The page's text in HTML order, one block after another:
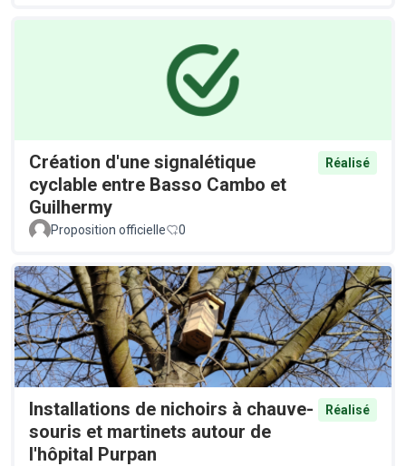
Création d'une signalétique
cyclable entre Basso Cambo et
Guilhermy
Réalisé
Proposition officielle 0
Installations de nichoirs à chauve-
souris et martinets autour de
l'hôpital Purpan
Réalisé